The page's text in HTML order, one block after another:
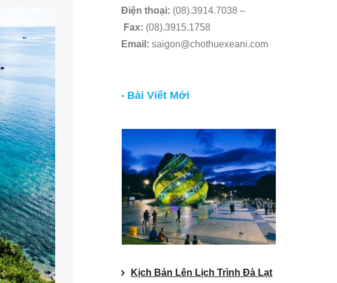
Điện thoại: (08).3914.7038 –
Fax: (08).3915.1758
Email: saigon@chothuexeani.com
Bài Viết Mới
Kịch Bản Lên Lịch Trình Đà Lạt